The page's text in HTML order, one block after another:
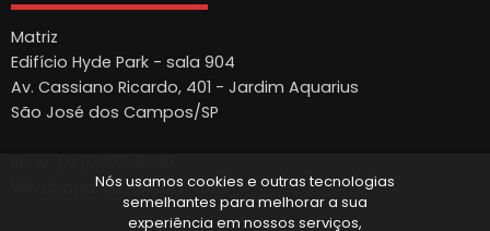
Matriz
Edifício Hyde Park - sala 904
Av. Cassiano Ricardo, 401 - Jardim Aquarius
São José dos Campos/SP
Whatsapp: (12) 99647-1523
Nós usamos cookies e outras tecnologias
semelhantes para melhorar a sua
experiência em nossos serviços,